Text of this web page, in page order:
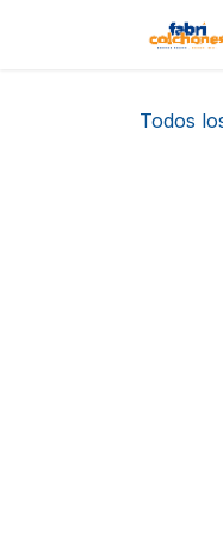
Todos